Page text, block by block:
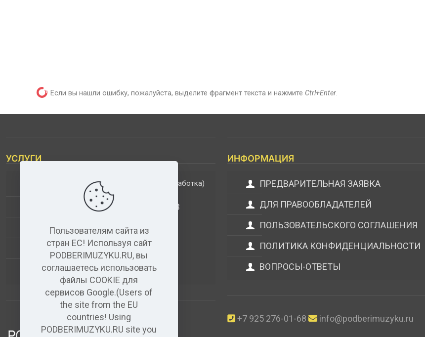
Если вы нашли ошибку, пожалуйста, выделите фрагмент текста и нажмите Ctrl+Enter.
УСЛУГИ
ДОПОЛНИТЕЛЬНЫЕ УСЛУГИ (обработка)
АНАЛИЗ МУЗЫКАЛЬНЫХ ТРЕКОВ
ВИДЕО+АУДИО
УСЛУГИ ЗВУКОЗАПИСИ
АУДИО РЕДАКТОР(бесплатный)
ИНФОРМАЦИЯ
ПРЕДВАРИТЕЛЬНАЯ ЗАЯВКА
ДЛЯ ПРАВООБЛАДАТЕЛЕЙ
ПОЛЬЗОВАТЕЛЬСКОГО СОГЛАШЕНИЯ
ПОЛИТИКА КОНФИДЕНЦИАЛЬНОСТИ
ВОПРОСЫ-ОТВЕТЫ
+7 925 276-01-68 info@podberimuzyku.ru
Пользователям сайта из
стран ЕС! Используя сайт
PODBERIMUZYKU.RU, вы
соглашаетесь использовать
файлы COOKIE для
сервисов Google.(Users of
the site from the EU
countries! Using
PODBERIMUZYKU.RU site you